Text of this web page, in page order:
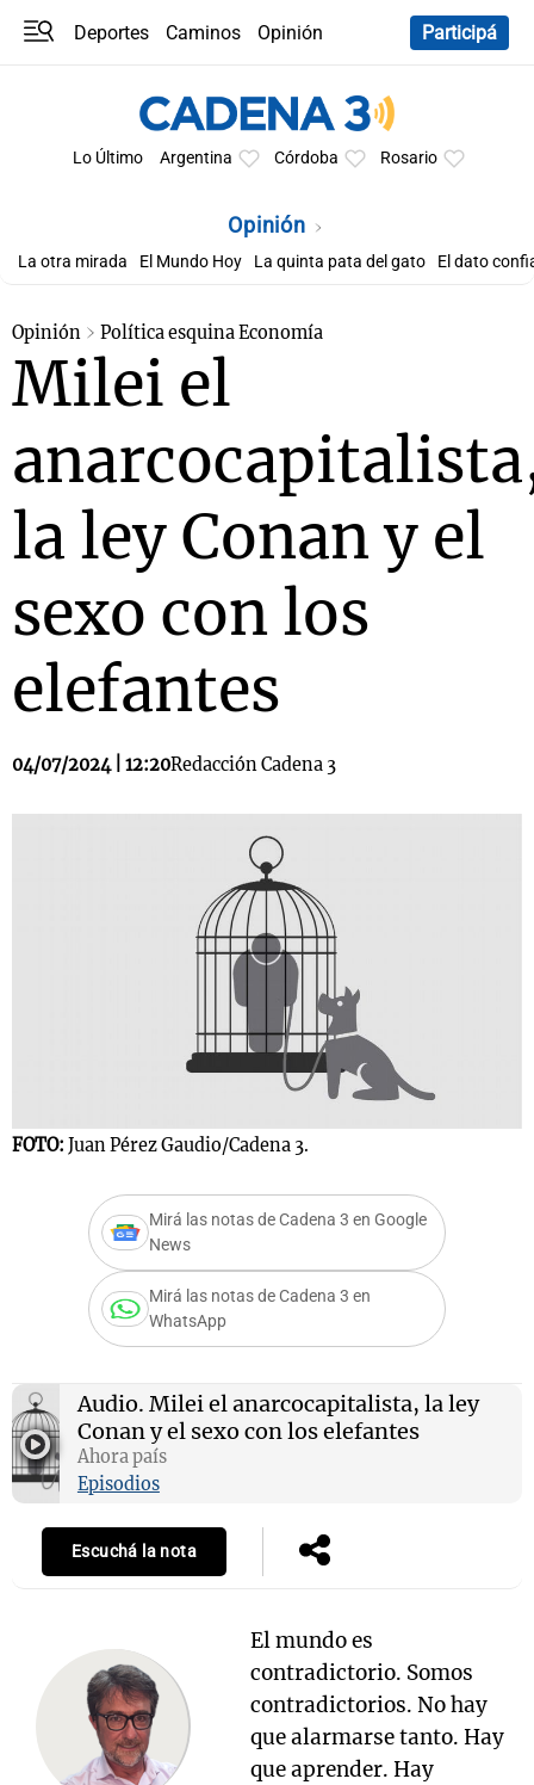
Deportes Caminos
Opinión
Participá
Lo Último Argentina Córdoba Rosario
Opinión
La otra mirada El Mundo Hoy La quinta pata del gato El dato
Opinión Política esquina Economía
Milei el
la ley Conan y el
sexo con los
elefantes
04/07/2024 | 12:20Redacción Cadena 3
FOTO: Juan Pérez Gaudio/Cadena 3.
Mirá las notas de Cadena 3 en Google
News
Mirá las notas de Cadena 3 en
WhatsApp
Audio. Milei el anarcocapitalista, la ley
Conan y el sexo con los elefantes
Ahora país
Episodios
Escuchá la nota
El mundo es
contradictorio. Somos
contradictorios. No hay
que alarmarse tanto. Hay
que aprender. Hay
Notas
Mundial 2026
La Sole en
Cadena 3